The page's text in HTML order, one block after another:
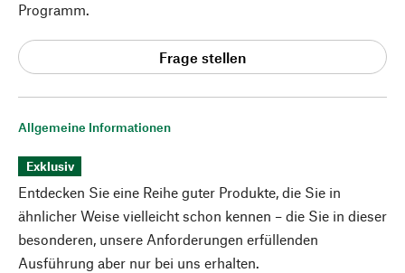
Allgemeine Informationen
Exklusiv
Entdecken Sie eine Reihe guter Produkte, die Sie in
ähnlicher Weise vielleicht schon kennen – die Sie in dieser
besonderen, unsere Anforderungen erfüllenden
Ausführung aber nur bei uns erhalten.
Programm.
Frage stellen